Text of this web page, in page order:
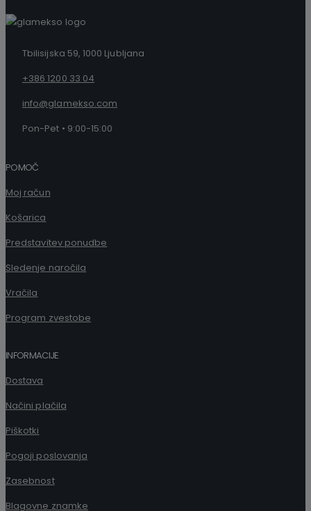
Tbilisijska 59, 1000 Ljubljana
+386 1200 33 04
info@glamekso.com
Pon-Pet • 9:00-15:00
POMOČ
Moj račun
Košarica
Predstavitev ponudbe
Sledenje naročila
Vračila
Program zvestobe
INFORMACIJE
Dostava
Načini plačila
Piškotki
Pogoji poslovanja
Zasebnost
Blagovne znamke